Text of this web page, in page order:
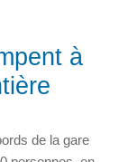
à
de la gare